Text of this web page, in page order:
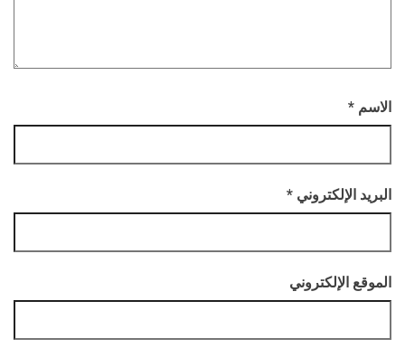
الاسم *
البريد الإلكتروني *
الموقع الإلكتروني